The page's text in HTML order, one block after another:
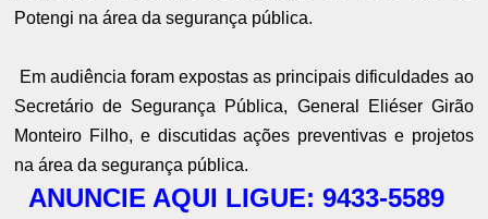
Potengi na área da segurança pública.
Em audiência foram expostas as principais dificuldades ao
Secretário de Segurança Pública, General Eliéser Girão
Monteiro Filho, e discutidas ações preventivas e projetos
na área da segurança pública.
ANUNCIE AQUI LIGUE: 9433-5589